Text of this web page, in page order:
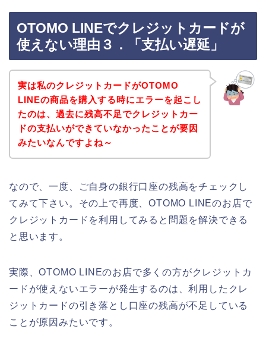
OTOMO LINEでクレジットカードが
使えない理由３．「支払い遅延」
実は私のクレジットカードがOTOMO
LINEの商品を購入する時にエラーを起こし
たのは、過去に残高不足でクレジットカー
ドの支払いができていなかったことが要因
みたいなんですよね～
なので、一度、ご自身の銀行口座の残高をチェックし
てみて下さい。その上で再度、OTOMO LINEのお店で
クレジットカードを利用してみると問題を解決できる
と思います。
実際、OTOMO LINEのお店で多くの方がクレジットカ
ードが使えないエラーが発生するのは、利用したクレ
ジットカードの引き落とし口座の残高が不足している
ことが原因みたいです。